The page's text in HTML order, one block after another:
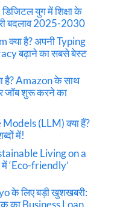
युग में शिक्षा के
बदलाव 2025-2030
है? अपनी Typing
बढ़ाने का सबसे बेस्ट
है? Amazon के साथ
जॉब शुरू करने का
(LLM) क्या हैं?
में!
Living on a
‘Eco-friendly’
के लिए बड़ी खुशखबरी: